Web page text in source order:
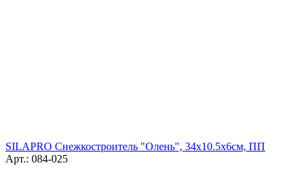
SILAPRO Снежкостроитель "Олень", 34х10.5х6см, ПП
Арт.: 084-025